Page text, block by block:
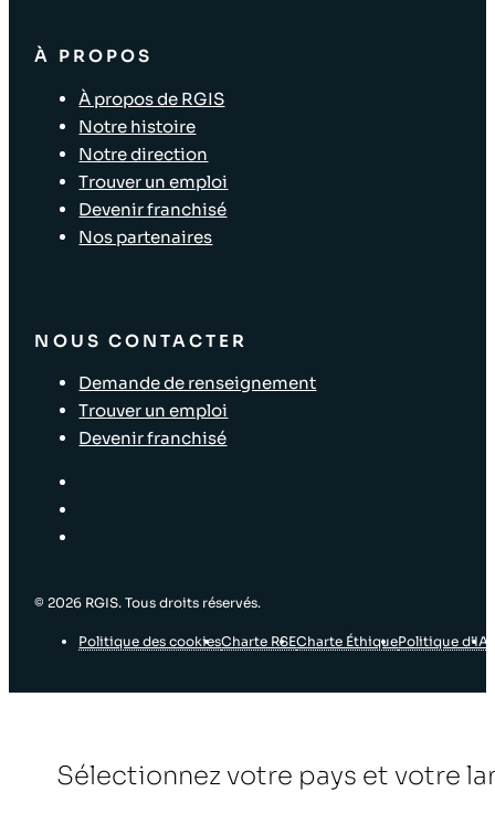
À PROPOS
À propos de RGIS
Notre histoire
Notre direction
Trouver un emploi
Devenir franchisé
Nos partenaires
NOUS CONTACTER
Demande de renseignement
Trouver un emploi
Devenir franchisé
© 2026 RGIS. Tous droits réservés.
Politique des cookiesCharte RSECharte ÉthiquePolitique d’IA
Sélectionnez votre pays et votre